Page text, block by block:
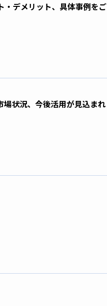
・デメリット、具体事例をご
状況、今後活用が見込まれ